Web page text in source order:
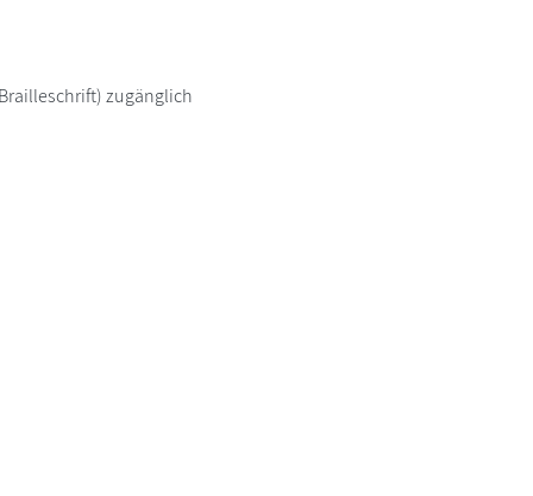
zugänglich